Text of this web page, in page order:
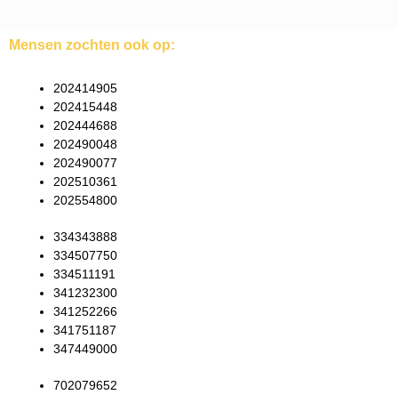
Mensen zochten ook op:
202414905
202415448
202444688
202490048
202490077
202510361
202554800
334343888
334507750
334511191
341232300
341252266
341751187
347449000
702079652